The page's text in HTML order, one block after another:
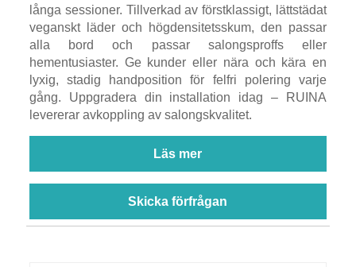
långa sessioner. Tillverkad av förstklassigt, lättstädat
veganskt läder och högdensitetsskum, den passar
alla bord och passar salongsproffs eller
hementusiaster. Ge kunder eller nära och kära en
lyxig, stadig handposition för felfri polering varje
gång. Uppgradera din installation idag – RUINA
levererar avkoppling av salongskvalitet.
Läs mer
Skicka förfrågan